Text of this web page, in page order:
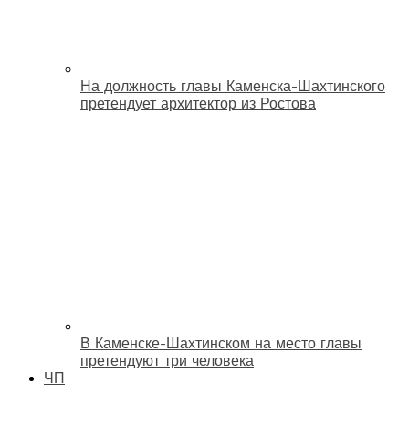
На должность главы Каменска-Шахтинского
претендует архитектор из Ростова
В Каменске-Шахтинском на место главы
претендуют три человека
ЧП